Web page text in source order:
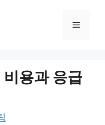
메
용과 응급